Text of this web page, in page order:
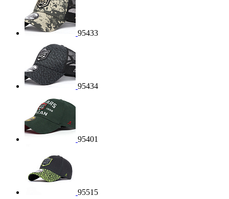
95433
95434
95401
95515